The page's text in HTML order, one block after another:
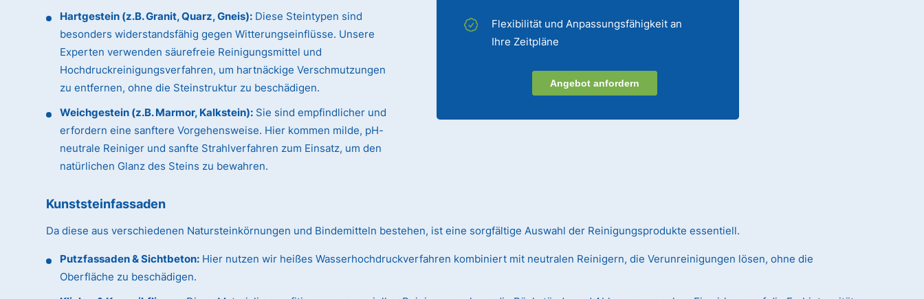
Flexibilität und Anpassungsfähigkeit an
Ihre Zeitpläne
Angebot anfordern
Hartgestein (z.B. Granit, Quarz, Gneis): Diese Steintypen sind
besonders widerstandsfähig gegen Witterungseinflüsse. Unsere
Experten verwenden säurefreie Reinigungsmittel und
Hochdruckreinigungsverfahren, um hartnäckige Verschmutzungen
zu entfernen, ohne die Steinstruktur zu beschädigen.
Weichgestein (z.B. Marmor, Kalkstein): Sie sind empfindlicher und
erfordern eine sanftere Vorgehensweise. Hier kommen milde, pH-
neutrale Reiniger und sanfte Strahlverfahren zum Einsatz, um den
natürlichen Glanz des Steins zu bewahren.
Kunststeinfassaden
Da diese aus verschiedenen Natursteinkörnungen und Bindemitteln bestehen, ist eine sorgfältige Auswahl der Reinigungsprodukte essentiell.
Putzfassaden & Sichtbeton: Hier nutzen wir heißes Wasserhochdruckverfahren kombiniert mit neutralen Reinigern, die Verunreinigungen lösen, ohne die
Oberfläche zu beschädigen.